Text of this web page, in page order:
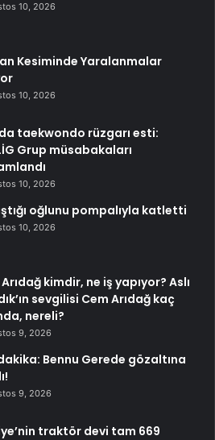
10, 2026
Kesiminde Yaralanmalar
10, 2026
taekwondo rüzgarı esti:
Grup müsabakaları
10, 2026
oğlunu pompalıyla katletti
10, 2026
kimdir, ne iş yapıyor? Aslı
sevgilisi Cem Arıdağ kaç
nereli?
9, 2026
Bennu Gerede gözaltına
9, 2026
traktör devi tam 669